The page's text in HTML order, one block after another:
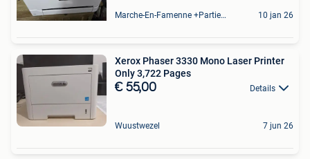
Marche-En-Famenne +Partie De Baillonville Et Noiseux 10 jan 26
Xerox Phaser 3330 Mono Laser Printer
Only 3,722 Pages
€ 55,00 Details
Wuustwezel 7 jun 26